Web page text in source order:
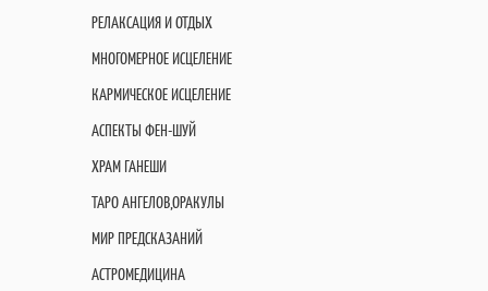
РЕЛАКСАЦИЯ И ОТДЫХ
МНОГОМЕРНОЕ ИСЦЕЛЕНИЕ
КАРМИЧЕСКОЕ ИСЦЕЛЕНИЕ
АСПЕКТЫ ФЕН-ШУЙ
ХРАМ ГАНЕШИ
ТАРО АНГЕЛОВ,ОРАКУЛЫ
МИР ПРЕДСКАЗАНИЙ
АСТРОМЕДИЦИНА